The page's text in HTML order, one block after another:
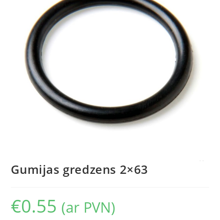
Gumijas gredzens 2×63
€0.55 (ar PVN)